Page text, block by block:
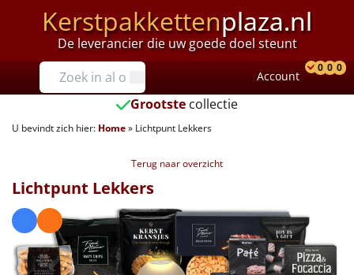
Kerstpakkettenplaza.nl
De leverancier die uw goede doel steunt
Prijzen
Tot €25
€25 tot €35
€40 tot €45
€45 tot €50
Account
0 0 0
Grootste collectie
U bevindt zich hier: Home» Lichtpunt Lekkers
Terug naar overzicht
Lichtpunt Lekkers